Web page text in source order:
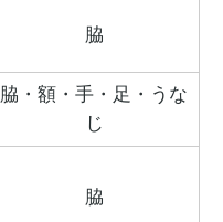
脇
脇・額・手・足・うな
じ
脇